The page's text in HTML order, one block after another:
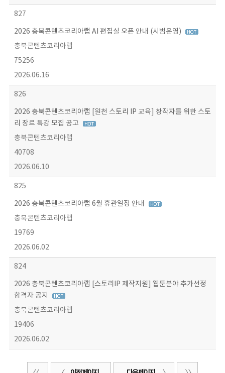
827
2026 충북콘텐츠코리아랩 AI 편집실 오픈 안내 (시범운영)
충북콘텐츠코리아랩
75256
2026.06.16
826
2026 충북콘텐츠코리아랩 [원천 스토리 IP 교육] 창작자를 위한 스토
리 장르 특강 모집 공고
충북콘텐츠코리아랩
40708
2026.06.10
825
2026 충북콘텐츠코리아랩 6월 휴관일정 안내
충북콘텐츠코리아랩
19769
2026.06.02
824
2026 충북콘텐츠코리아랩 [스토리IP 제작지원] 웹툰분야 추가선정
합격자 공지
충북콘텐츠코리아랩
19406
2026.06.02